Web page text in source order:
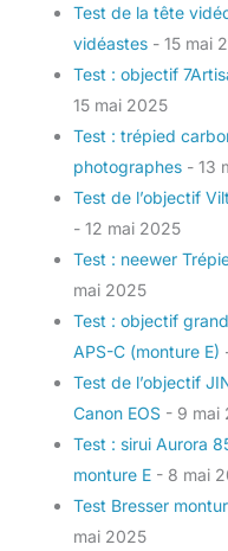
Test de la tête
vidéastes - 15 mai
Test : objectif
15 mai 2025
Test : trépied
photographes - 13
Test de l’objectif
- 12 mai 2025
Test : neewer
mai 2025
Test : objectif
APS-C (monture E)
Test de l’objectif
Canon EOS - 9 mai
Test : sirui Aurora
monture E - 8 mai
Test Bresser
mai 2025